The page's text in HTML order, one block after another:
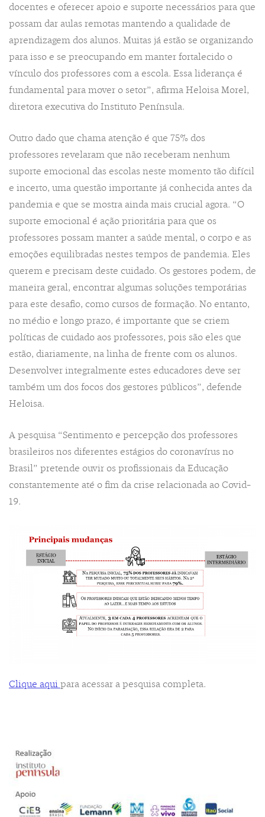
docentes e oferecer apoio e suporte necessários para que
possam dar aulas remotas mantendo a qualidade de
aprendizagem dos alunos. Muitas já estão se organizando
para isso e se preocupando em manter fortalecido o
vínculo dos professores com a escola. Essa liderança é
fundamental para mover o setor”, afirma Heloisa Morel,
diretora executiva do Instituto Península.
Outro dado que chama atenção é que 75% dos
professores revelaram que não receberam nenhum
suporte emocional das escolas neste momento tão difícil
e incerto, uma questão importante já conhecida antes da
pandemia e que se mostra ainda mais crucial agora. “O
suporte emocional é ação prioritária para que os
professores possam manter a saúde mental, o corpo e as
emoções equilibradas nestes tempos de pandemia. Eles
querem e precisam deste cuidado. Os gestores podem, de
maneira geral, encontrar algumas soluções temporárias
para este desafio, como cursos de formação. No entanto,
no médio e longo prazo, é importante que se criem
políticas de cuidado aos professores, pois são eles que
estão, diariamente, na linha de frente com os alunos.
Desenvolver integralmente estes educadores deve ser
também um dos focos dos gestores públicos”, defende
Heloisa.
A pesquisa “Sentimento e percepção dos professores
brasileiros nos diferentes estágios do coronavírus no
Brasil” pretende ouvir os profissionais da Educação
constantemente até o fim da crise relacionada ao Covid-
19.
Clique aqui para acessar a pesquisa completa.